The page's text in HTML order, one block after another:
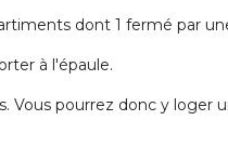
dont 1 fermé par
à l'épaule.
Vous pourrez donc y